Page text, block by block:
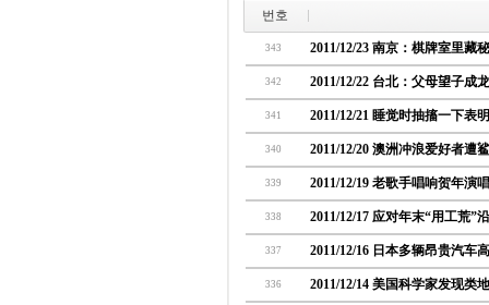
번호
343 2011/12/23 南京：棋牌室里藏
342 2011/12/22 台北：父母望子成
341 2011/12/21 睡觉时抽搐一下表
340 2011/12/20 澳洲冲浪爱好者遭
339 2011/12/19 老歌手唱响贺年演
338 2011/12/17 应对年末“用工荒”
337 2011/12/16 日本多辆昂贵汽车
336 2011/12/14 美国科学家发现类